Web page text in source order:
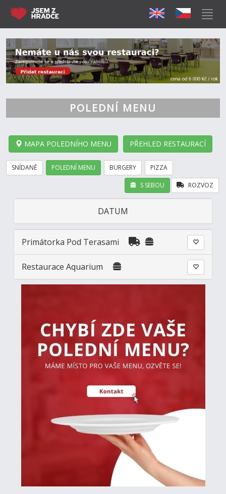
POLEDNÍ MENU
MAPA POLEDNÍHO MENU PŘEHLED RESTAURACÍ
SNÍDANĚ POLEDNÍ MENU BURGERY PIZZA
ROZVOZ
S SEBOU
DATUM
Primátorka Pod Terasami
Restaurace Aquarium